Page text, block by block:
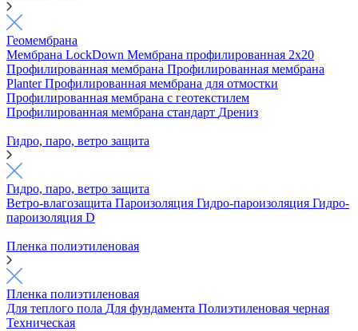
Геомембрана
Мембрана LockDown Мембрана профилированная 2х20
Профилированная мембрана Профилированная мембрана
PlanterПрофилированная мембрана для отмостки
Профилированная мембрана с геотекстилем
Профилированная мембрана стандарт Дрениз
Гидро, паро, ветро защита
Гидро, паро, ветро защита
Ветро-влагозащита Пароизоляция Гидро-пароизоляция Гидро-
пароизоляция D
Пленка полиэтиленовая
Пленка полиэтиленовая
Для теплого пола Для фундамента Полиэтиленовая черная
Техническая